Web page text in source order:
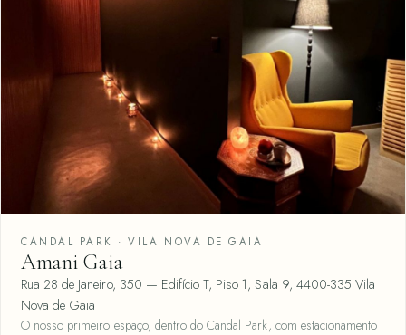
CANDAL PARK · VILA NOVA DE GAIA
Amani Gaia
Rua 28 de Janeiro, 350 — Edifício T, Piso 1, Sala 9, 4400-335 Vila
Nova de Gaia
O nosso primeiro espaço, dentro do Candal Park, com estacionamento